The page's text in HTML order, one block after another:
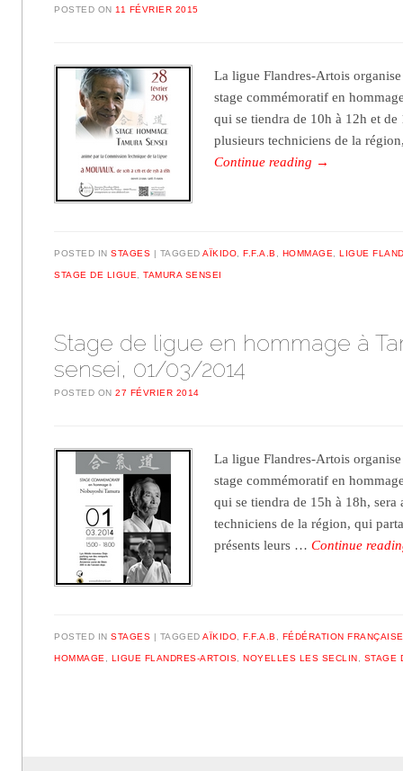
POSTED ON 11 FÉVRIER 2015
La ligue Flandres-Artois
stage commémoratif en
qui se tiendra de 10h à 12h et
plusieurs techniciens de la
Continue reading →
POSTED INSTAGES TAGGEDAÏKIDO,F.F.A.B , HOMMAGE,LIGUE
STAGE DE LIGUE,TAMURA SENSEI
Stage de ligue en hommage à
sensei, 01/03/2014
POSTED ON27 FÉVRIER 2014
La ligue Flandres-Artois
stage commémoratif en
qui se tiendra de 15h à 18h, sera
techniciens de la région, qui
présents leurs …Continue
POSTED INSTAGES TAGGEDAÏKIDO ,F.F.A.B FÉDÉRATION
HOMMAGE LIGUE FLANDRES-ARTOIS ,NOYELLES LES SECLIN STAGE